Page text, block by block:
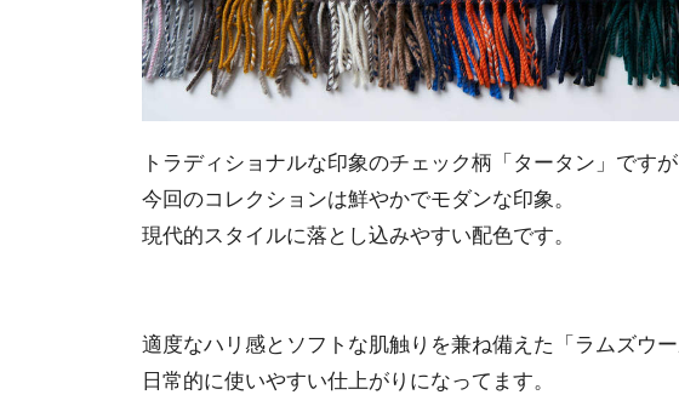
トラディショナルな印象のチェック柄「タータン」ですが
今回のコレクションは鮮やかでモダンな印象。
現代的スタイルに落とし込みやすい配色です。
適度なハリ感とソフトな肌触りを兼ね備えた「ラムズウー
日常的に使いやすい仕上がりになってます。